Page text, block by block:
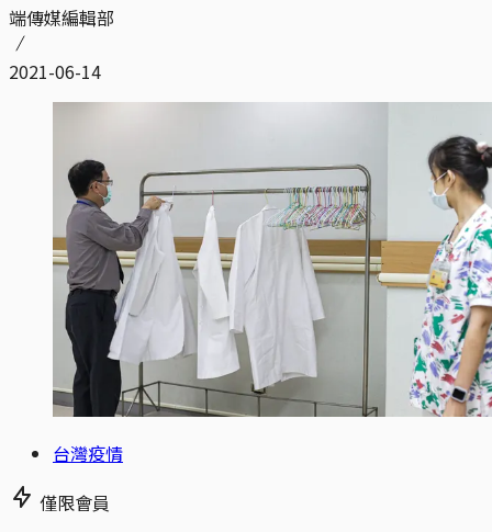
端傳媒編輯部
2021-06-14
台灣疫情
僅限會員